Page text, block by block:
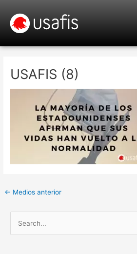
contenido
USAFIS (8)
← Medios anterior